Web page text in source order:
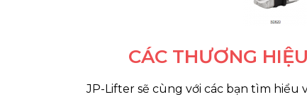
CÁC THƯƠNG
JP-Lifter sẽ cùng với các bạn tìm